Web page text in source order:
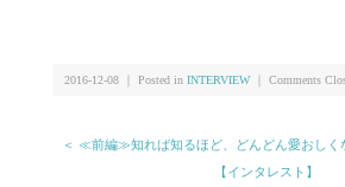
2016-12-08 ｜ Posted in INTERVIEW｜ Comments
＜ ≪前編≫知れば知るほど、どんどん愛おしく
【インタレスト】